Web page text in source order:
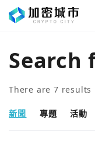
Search
There are 7 results
新聞 專題 活動